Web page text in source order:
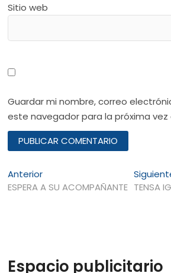
Sitio web
Guardar mi nombre, correo
este navegador para la próxima
Navegación
de
AnteriorEntrada
anterior:
ESPERA A SU ACOMPAÑANTE TENSA
Espacio publicitario